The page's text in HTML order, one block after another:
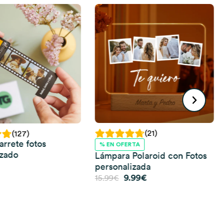
(127)
fotos
(21)
% EN OFERTA
Lámpara Polaroid con Fotos
personalizada
15.99€ El
9.99€El